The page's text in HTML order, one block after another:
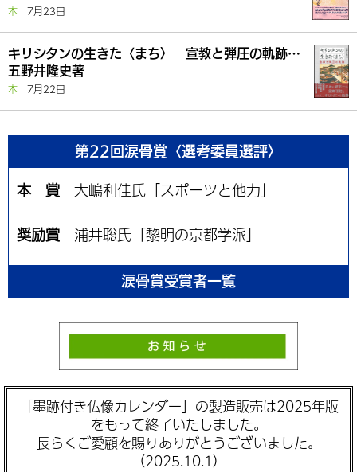
本 7月23日
キリシタンの生きた〈まち〉 宣教と弾圧の軌跡…
五野井隆史著
本 7月22日
第22回涙骨賞〈選考委員選評〉
本 賞 大嶋利佳氏「スポーツと他力」
奨励賞 浦井聡氏「黎明の京都学派」
涙骨賞受賞者一覧
「墨跡付き仏像カレンダー」の製造販売は2025年版
をもって終了いたしました。
長らくご愛顧を賜りありがとうございました。
（2025.10.1）